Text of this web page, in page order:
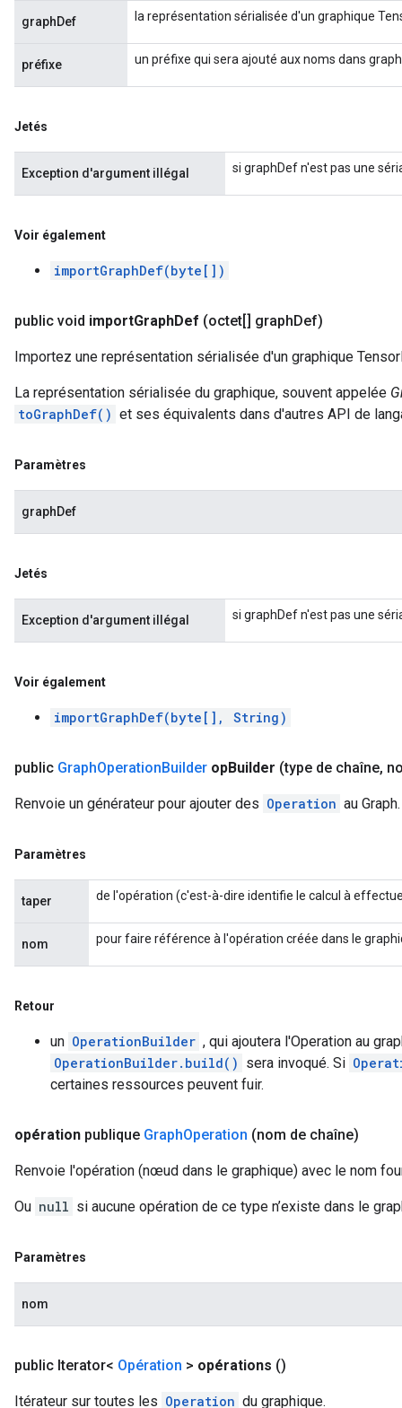
graphDef la représentation sérialisée d'un graphique
préfixe un préfixe qui sera ajouté aux noms dans
Jetés
Exception d'argument illégal si graphDef n'est pas une
Voir également
importGraphDef(byte[])
public void importGraphDef (octet[] graphDef)
Importez une représentation sérialisée d'un graphique
La représentation sérialisée du graphique, souvent appelée
toGraphDef() et ses équivalents dans d'autres API de
Paramètres
graphDef
Jetés
Exception d'argument illégal si graphDef n'est pas une
Voir également
importGraphDef(byte[], String)
public GraphOperationBuilder opBuilder (type de chaîne,
Renvoie un générateur pour ajouter des Operation au Graph.
Paramètres
taper de l'opération (c'est-à-dire identifie le calcul à
nom pour faire référence à l'opération créée dans le
Retour
un OperationBuilder , qui ajoutera l'Operation au
OperationBuilder.build() sera invoqué. Si
certaines ressources peuvent fuir.
opération publique GraphOperation (nom de chaîne)
Renvoie l'opération (nœud dans le graphique) avec le nom
Ou null si aucune opération de ce type n’existe dans le
Paramètres
nom
public Iterator< Opération > opérations ()
Itérateur sur toutes les Operation du graphique.